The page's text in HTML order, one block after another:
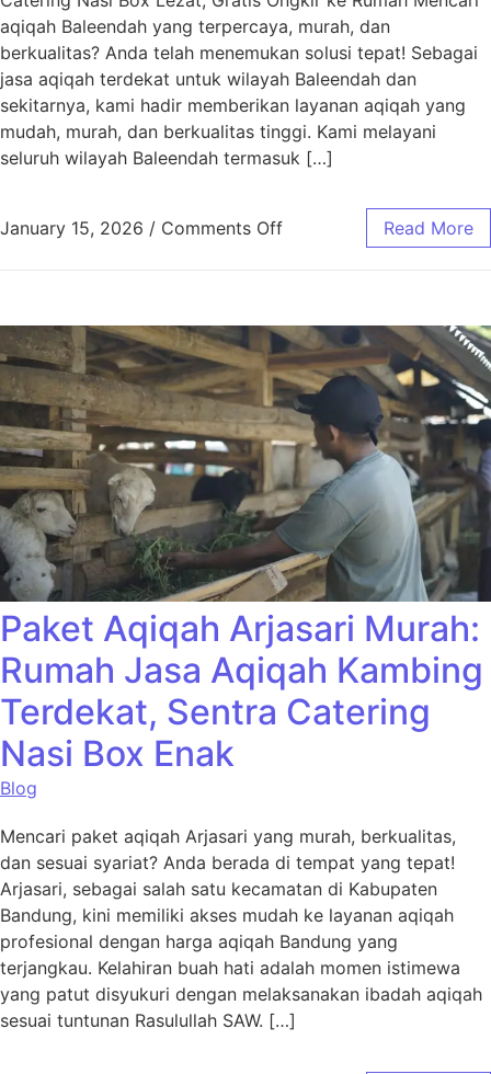
aqiqah Baleendah yang terpercaya, murah, dan
berkualitas? Anda telah menemukan solusi tepat! Sebagai
jasa aqiqah terdekat untuk wilayah Baleendah dan
sekitarnya, kami hadir memberikan layanan aqiqah yang
mudah, murah, dan berkualitas tinggi. Kami melayani
seluruh wilayah Baleendah termasuk […]
January 15, 2026 / Comments Off Read More
Paket Aqiqah Arjasari Murah:
Rumah Jasa Aqiqah Kambing
Terdekat, Sentra Catering
Nasi Box Enak
Blog
Mencari paket aqiqah Arjasari yang murah, berkualitas,
dan sesuai syariat? Anda berada di tempat yang tepat!
Arjasari, sebagai salah satu kecamatan di Kabupaten
Bandung, kini memiliki akses mudah ke layanan aqiqah
profesional dengan harga aqiqah Bandung yang
terjangkau. Kelahiran buah hati adalah momen istimewa
yang patut disyukuri dengan melaksanakan ibadah aqiqah
sesuai tuntunan Rasulullah SAW. […]